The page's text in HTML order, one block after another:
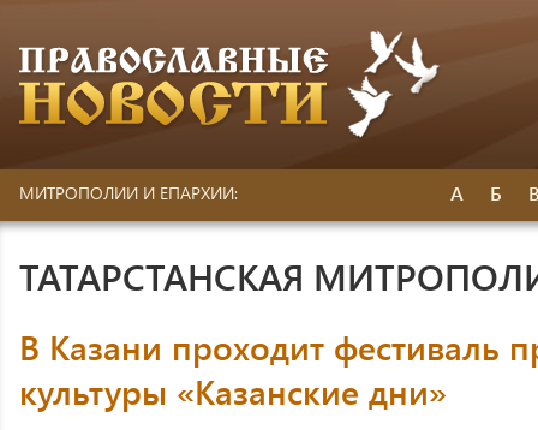
МИТРОПОЛИИ И ЕПАРХИИ: А Б
ТАТАРСТАНСКАЯ
В Казани проходит фестиваль
культуры «Казанские дни»